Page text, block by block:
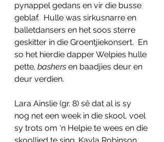
pynappel gedans en vir die busse
geblaf.  Hulle was sirkusnarre en
balletdansers en het soos sterre
geskitter in die Groentjiekonsert.  En
so het hierdie dapper Welpies hulle
pette, bashers en baadjies deur en
deur verdien.
Lara Ainslie (gr. 8) sê dat al is sy
nog net een week in die skool, voel
sy trots om ‘n Helpie te wees en die